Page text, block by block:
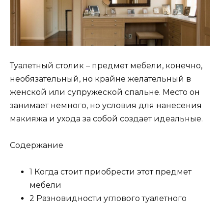
Туалетный столик – предмет мебели, конечно,
необязательный, но крайне желательный в
женской или супружеской спальне. Место он
занимает немного, но условия для нанесения
макияжа и ухода за собой создает идеальные.
Содержание
1 Когда стоит приобрести этот предмет
мебели
2 Разновидности углового туалетного